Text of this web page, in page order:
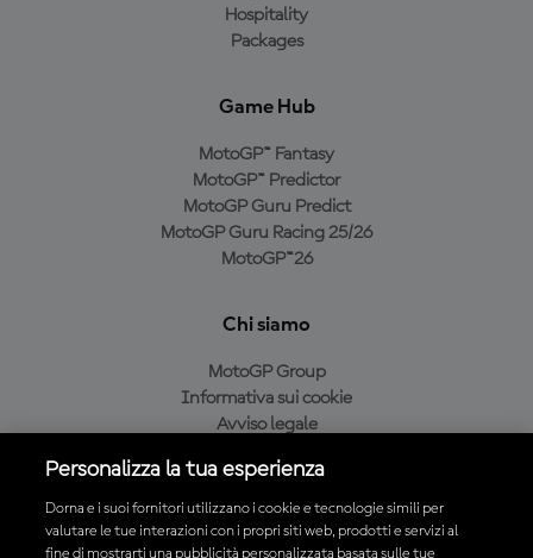
Hospitality
Packages
Game Hub
MotoGP™ Fantasy
MotoGP™ Predictor
MotoGP Guru Predict
MotoGP Guru Racing 25/26
MotoGP™26
Chi siamo
MotoGP Group
Informativa sui cookie
Avviso legale
Condizioni di acquisto
Personalizza la tua esperienza
Dorna e i suoi fornitori utilizzano i cookie e tecnologie simili per
valutare le tue interazioni con i propri siti web, prodotti e servizi al
fine di mostrarti una pubblicità personalizzata basata sulle tue